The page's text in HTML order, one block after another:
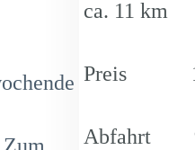
ca. 11 km
Preis
Abfahrt